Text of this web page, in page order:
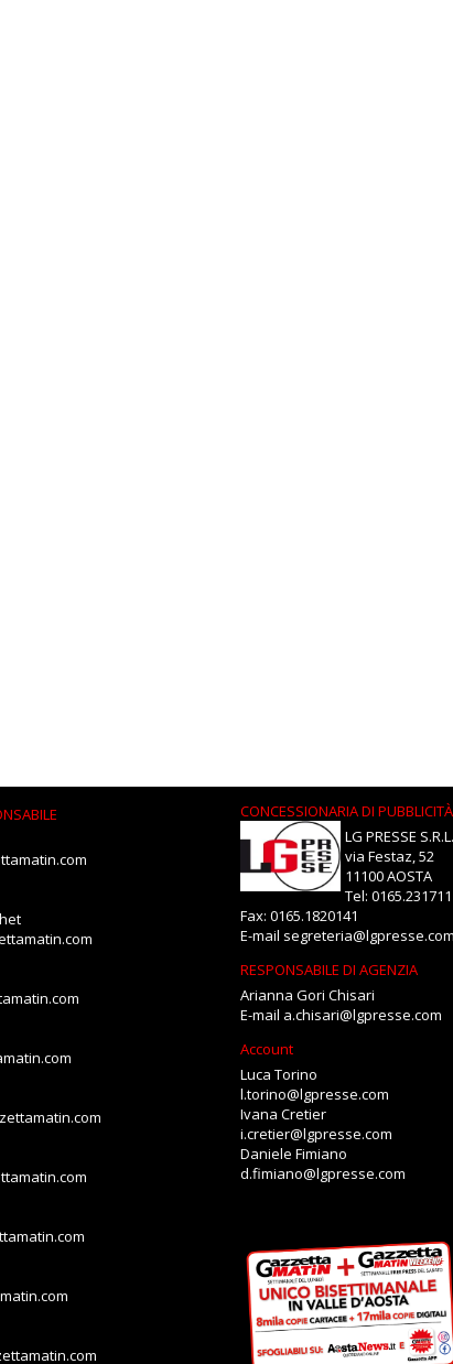
CONCESSIONARIA DI PUBBLICITÀ
LG PRESSE S.R.L.
via Festaz, 52
11100 AOSTA
Tel: 0165.231711
Fax: 0165.1820141
E-mail segreteria@lgpresse.com
RESPONSABILE DI AGENZIA
Arianna Gori Chisari
E-mail a.chisari@lgpresse.com
Account
Luca Torino
l.torino@lgpresse.com
Ivana Cretier
i.cretier@lgpresse.com
Daniele Fimiano
d.fimiano@lgpresse.com